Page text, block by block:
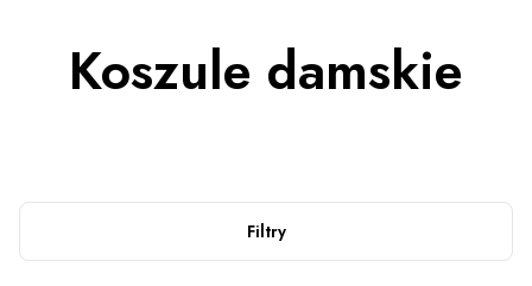
Koszule damskie
Filtry